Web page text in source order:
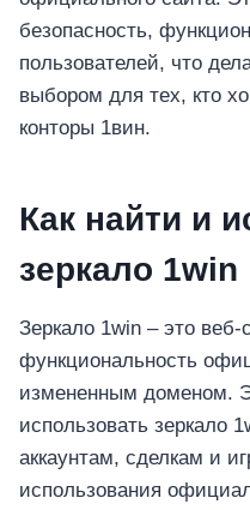
безопасность,
пользователей, что
выбором для тех, кто
конторы 1вин.
Как найти и
зеркало 1win
Зеркало 1win – это
функциональность
измененным доменом.
использовать зеркало
аккаунтам, сделкам и
использования